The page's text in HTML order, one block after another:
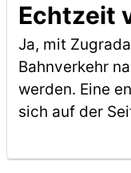
Echtzeit
Ja, mit
Bahnverkehr
werden. Eine
sich auf der